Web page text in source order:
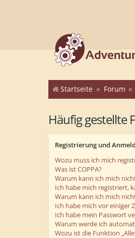
Startseite Forum
Häufig gestellte
Registrierung und
Wozu muss ich mich
Was ist COPPA?
Warum kann ich mich
Ich habe mich registriert,
Warum kann ich mich
Ich habe mich vor einiger
Ich habe mein Passwort
Warum werde ich
Wozu ist die Funktion